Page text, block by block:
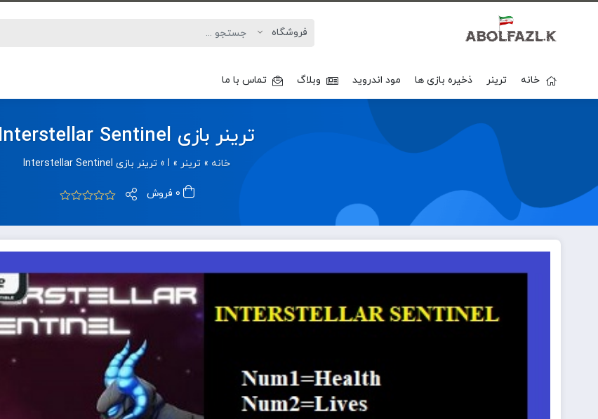
خانه ترینر ذخیره بازی ها مود اندروید وبلاگ تماس با ما
ترینر بازی Interstellar Sentinel
خانه »ترینر »
I
»ترینر بازی Interstellar Sentinel